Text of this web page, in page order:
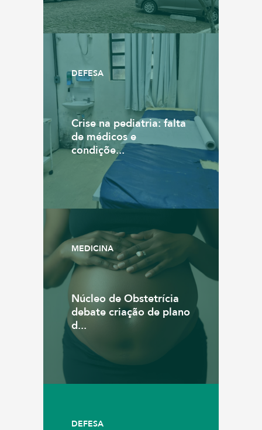
DEFESA
Crise na pediatria: falta
de médicos e
condiçõe...
MEDICINA
Núcleo de Obstetrícia
debate criação de plano
d...
DEFESA